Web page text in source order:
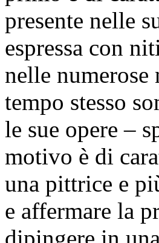
presente nelle
espressa con
nelle
tempo stesso
le sue opere –
motivo è di
una pittrice e
e affermare la
dipingere in